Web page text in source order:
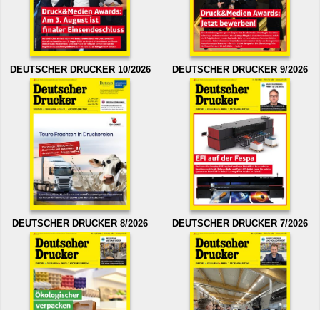
DEUTSCHER DRUCKER 10/2026 DEUTSCHER DRUCKER 9/2026
DEUTSCHER DRUCKER 8/2026 DEUTSCHER DRUCKER 7/2026